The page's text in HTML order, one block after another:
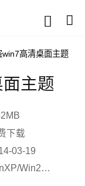
高清桌面主题
主题
下载
03-19
运行环境: WinXP/Win2003/Win2000/Vista/Win7/Win8